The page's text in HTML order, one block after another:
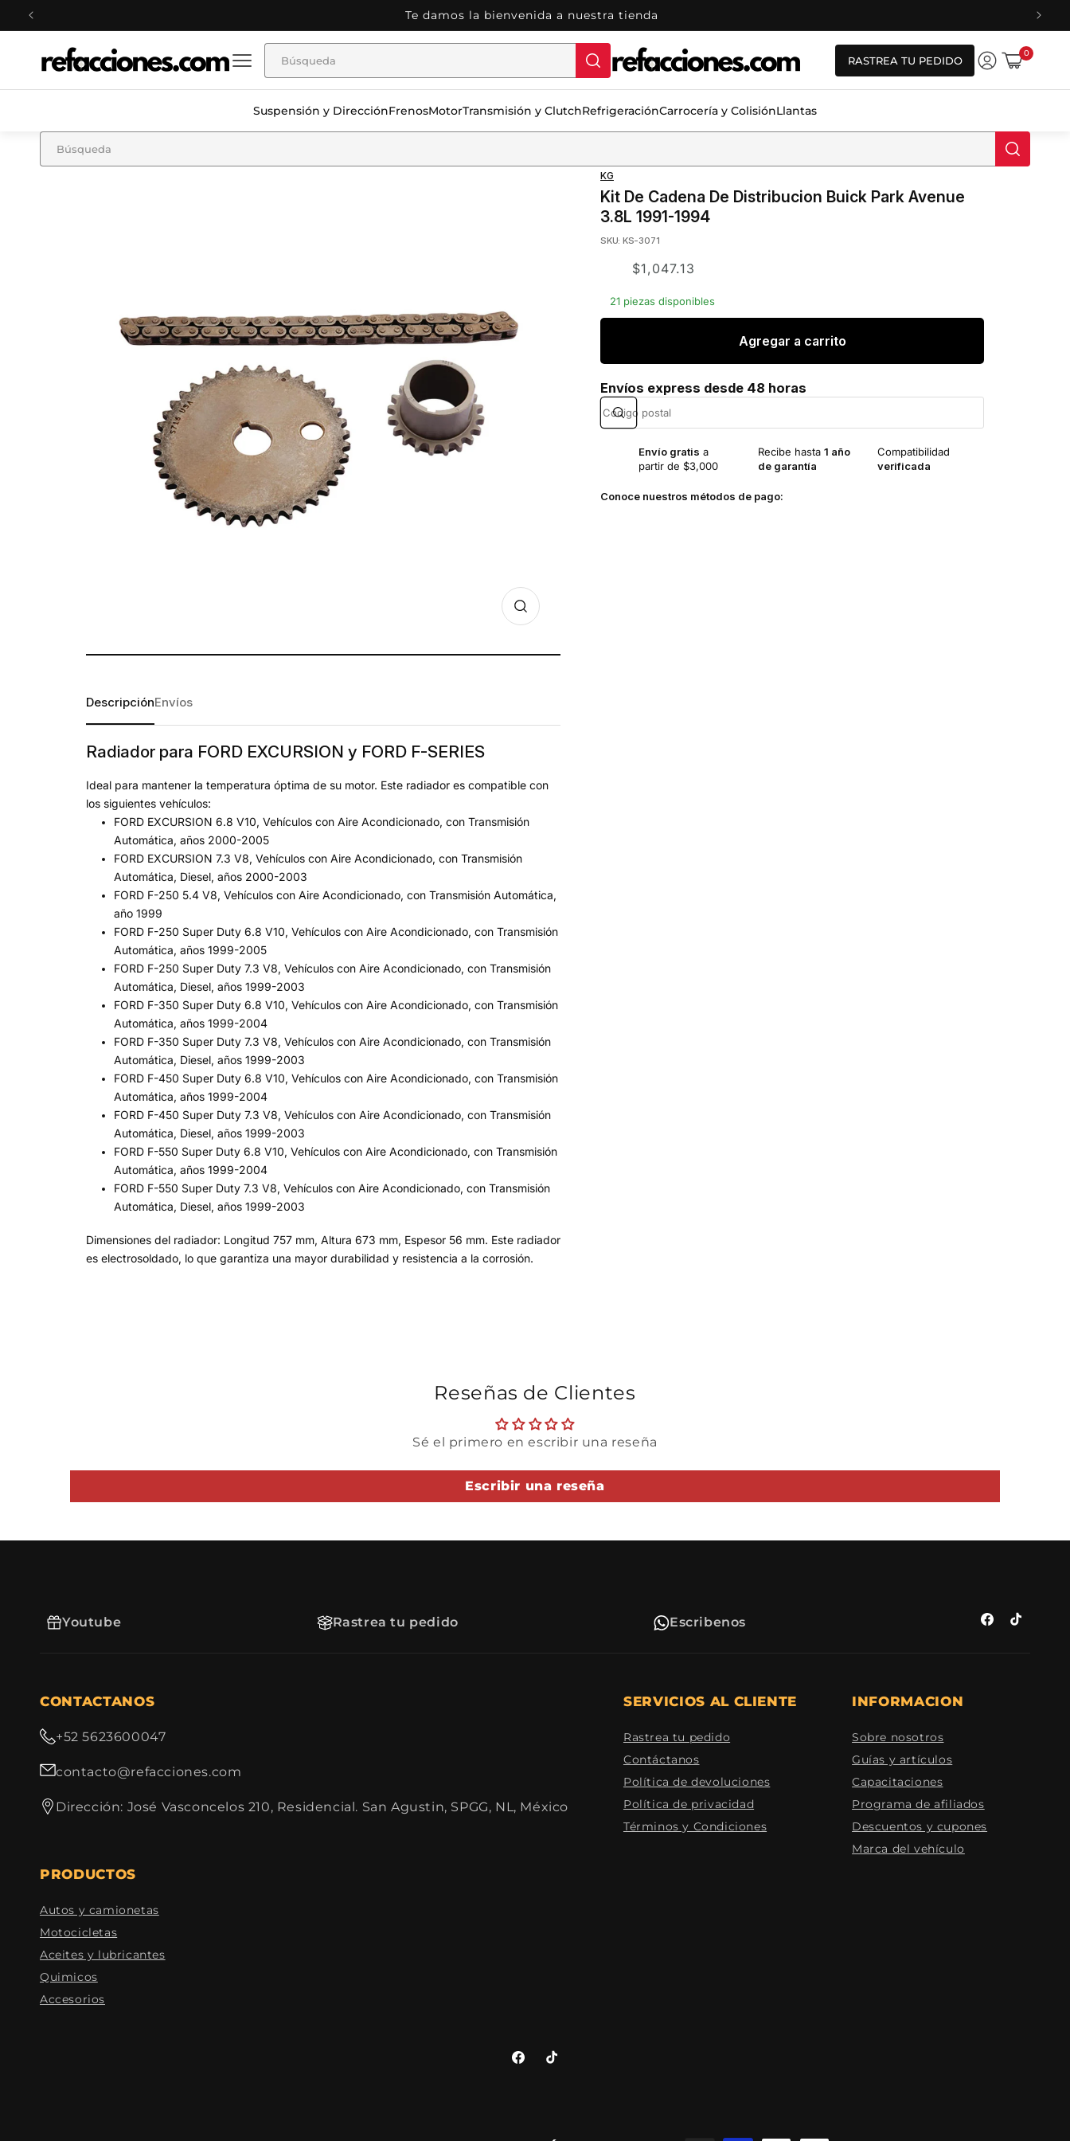
directamente
al contenido
Te damos la bienvenida a nuestra tienda
RASTREA TU PEDIDO
Iniciar
sesión
Carrito
0
0
artículos
Suspensión y DirecciónFrenosMotorTransmisión y ClutchRefrigeraciónCarrocería y ColisiónLlantas
DescripciónEnvíos
Radiador para FORD EXCURSION y FORD F-SERIES
Ideal para mantener la temperatura óptima de su motor. Este radiador es compatible con
los siguientes vehículos:
FORD EXCURSION 6.8 V10, Vehículos con Aire Acondicionado, con Transmisión
Automática, años 2000-2005
FORD EXCURSION 7.3 V8, Vehículos con Aire Acondicionado, con Transmisión
Automática, Diesel, años 2000-2003
FORD F-250 5.4 V8, Vehículos con Aire Acondicionado, con Transmisión Automática,
año 1999
FORD F-250 Super Duty 6.8 V10, Vehículos con Aire Acondicionado, con Transmisión
Automática, años 1999-2005
FORD F-250 Super Duty 7.3 V8, Vehículos con Aire Acondicionado, con Transmisión
Automática, Diesel, años 1999-2003
FORD F-350 Super Duty 6.8 V10, Vehículos con Aire Acondicionado, con Transmisión
Automática, años 1999-2004
FORD F-350 Super Duty 7.3 V8, Vehículos con Aire Acondicionado, con Transmisión
Automática, Diesel, años 1999-2003
FORD F-450 Super Duty 6.8 V10, Vehículos con Aire Acondicionado, con Transmisión
Automática, años 1999-2004
FORD F-450 Super Duty 7.3 V8, Vehículos con Aire Acondicionado, con Transmisión
Automática, Diesel, años 1999-2003
FORD F-550 Super Duty 6.8 V10, Vehículos con Aire Acondicionado, con Transmisión
Automática, años 1999-2004
FORD F-550 Super Duty 7.3 V8, Vehículos con Aire Acondicionado, con Transmisión
Automática, Diesel, años 1999-2003
Dimensiones del radiador: Longitud 757 mm, Altura 673 mm, Espesor 56 mm. Este radiador
es electrosoldado, lo que garantiza una mayor durabilidad y resistencia a la corrosión.
KG
Kit De Cadena De Distribucion Buick Park Avenue
3.8L 1991-1994
SKU: KS-3071
Translation
es.product.price.sale_price
$1,047.13
21 piezas disponibles
Agregar a carrito
Envíos express desde 48 horas
Envío gratis a
partir de $3,000
Recibe hasta 1 año
de garantía
Compatibilidad
verificada
Conoce nuestros métodos de pago:
Reseñas de Clientes
Sé el primero en escribir una reseña
Escribir una reseña
Youtube Rastrea tu pedido Escribenos Facebook
TikTok
CONTACTANOS
+52 5623600047
contacto@refacciones.com
Dirección: José Vasconcelos 210, Residencial. San Agustin, SPGG, NL, México
SERVICIOS AL CLIENTE
Rastrea tu pedido
Contáctanos
Política de devoluciones
Política de privacidad
Términos y Condiciones
INFORMACION
Sobre nosotros
Guías y artículos
Capacitaciones
Programa de afiliados
Descuentos y cupones
Marca del vehículo
PRODUCTOS
Autos y camionetas
Motocicletas
Aceites y lubricantes
Quimicos
Accesorios
FacebookTikTok